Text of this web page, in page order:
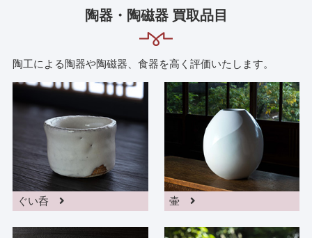
陶器・陶磁器 買取品目
陶工による陶器や陶磁器、食器を高く評価いたします。
ぐい呑 壷